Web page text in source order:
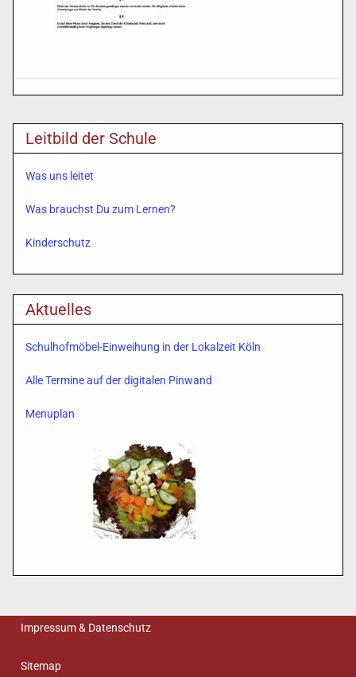
Leitbild der Schule
Was uns leitet
Was brauchst Du zum Lernen?
Kinderschutz
Aktuelles
Schulhofmöbel-Einweihung in der Lokalzeit Köln
Alle Termine auf der digitalen Pinwand
Menuplan
Impressum & Datenschutz
Sitemap